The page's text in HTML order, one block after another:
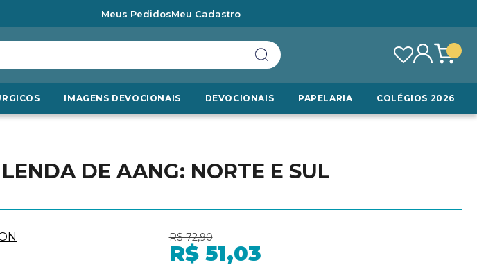
Meus PedidosMeu Cadastro
IMAGENS DEVOCIONAIS DEVOCIONAIS PAPELARIA COLÉGIOS 2026
DE AANG: NORTE E SUL
R$ 72,90
R$ 51,03